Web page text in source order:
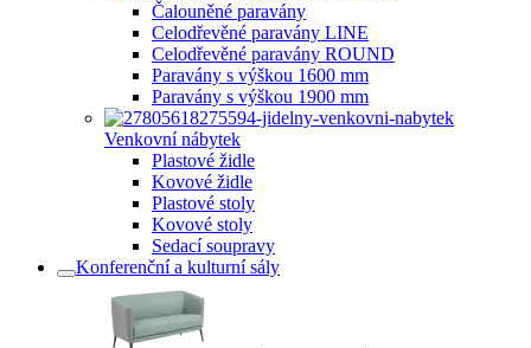
Čalouněné paravány
Celodřevěné paravány LINE
Celodřevěné paravány ROUND
Paravány s výškou 1600 mm
Paravány s výškou 1900 mm
Venkovní nábytek
Plastové židle
Kovové židle
Plastové stoly
Kovové stoly
Sedací soupravy
Konferenční a kulturní sály